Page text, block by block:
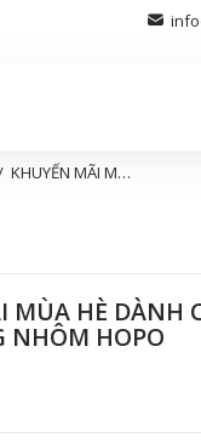
KHUYẾN MÃI MÙA HÈ DÀNH CHO KHÁCH HÀNG DÙNG NHÔM HOPO
MÙA HÈ DÀNH
NHÔM HOPO